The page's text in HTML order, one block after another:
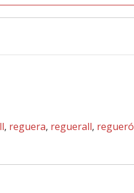
, reguera, reguerall, regueró